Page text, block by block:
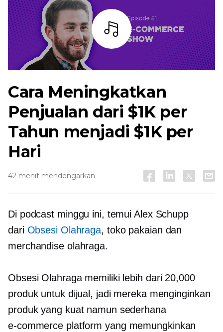
Mendengarkan
Cara Meningkatkan
Penjualan dari $1K per
Tahun menjadi $1K per
Hari
42 menit mendengarkan
Di podcast minggu ini, temui Alex Schupp
dari Obsesi Olahraga, toko pakaian dan
merchandise olahraga.
Obsesi Olahraga memiliki lebih dari 20,000
produk untuk dijual, jadi mereka menginginkan
produk yang kuat namun sederhana
e-commerce platform yang memungkinkan